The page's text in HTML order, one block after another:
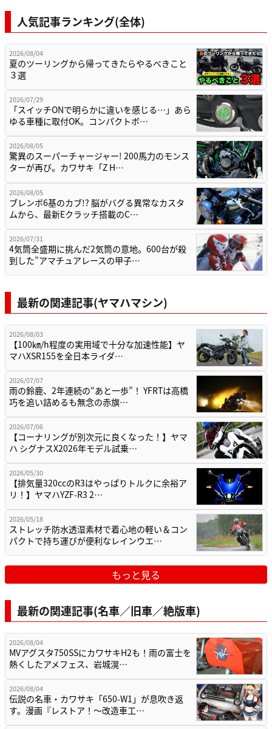
人気記事ランキング(全体)
2026/08/04
夏のツーリングから帰ってきたらやるべきこと
３選
2026/07/29
「スイッチONで明らかに違いを感じる…」あら
ゆる車種に取付OK。コンパクトボ…
2026/08/05
驚異のスーパーチャージャー! 200馬力のモンス
ターが再び。カワサキ「Z H…
2026/08/05
ブレンボ6基のカブ!? 脳がバグる異常なカスタ
ムから、最新Eクラッチ搭載のC…
2026/07/31
4気筒全盛期に挑んだ2気筒の意地。600台が殺
到した”アマチュアレースの甲子…
最新の関連記事(ヤマハマシン)
2026/08/03
【100㎞/h程度の実用域で十分な加速性能】ヤ
マハXSR155を全日本ライダ…
2026/07/07
雨の鈴鹿、2年連続の“あと一歩”！ YFRTは高橋
巧を追い詰めるも無念の赤旗…
2026/07/06
【コーナリングが別次元に良くなった！】ヤマ
ハ シグナスX2026年モデル試乗…
2026/05/30
【排気量320ccのR3はやっぱりトルクに余裕ア
リ！】ヤマハYZF-R3 2…
2026/05/18
ストレッチ防水透湿素材で着心地の軽い＆コン
パクトで持ち運びが便利なレインウエ…
もっと見る
最新の関連記事(名車／旧車／絶版車)
2026/08/04
MVアグスタ750SSにカワサキH2も！雨の富士を
熱くしたアメフェス、岩城滉…
2026/08/04
伝説の名車・カワサキ「650-W1」が息吹き返
す。漫画『レストア！～改造車工…